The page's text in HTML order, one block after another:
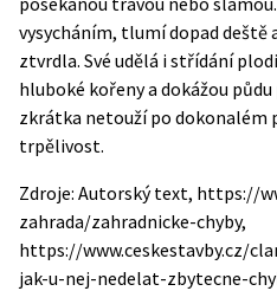
vysycháním, tlumí dopad deště
ztvrdla. Své udělá i střídání
hluboké kořeny a dokážou
zkrátka netouží po dokonalém
trpělivost.
Zdroje: Autorský text, https://
zahrada/zahradnicke-chyby,
https://www.ceskestavby.cz/
jak-u-nej-nedelat-zbytecne-